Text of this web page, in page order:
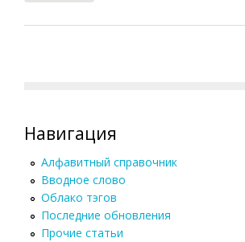
Навигация
Алфавитный справочник
Вводное слово
Облако тэгов
Последние обновления
Прочие статьи